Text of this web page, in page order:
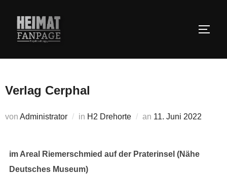
Inhalt
springen
Verlag Cerphal
von Administrator in H2 Drehorte an Veröffentlicht
11. Juni 2022
im Areal Riemerschmied auf der Praterinsel (Nähe
Deutsches Museum)